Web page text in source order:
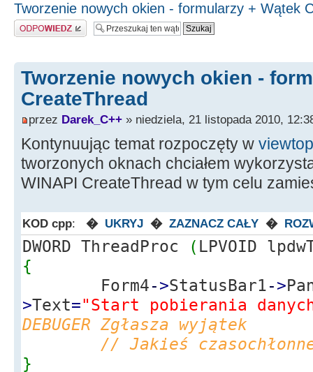
Tworzenie nowych okien - formularzy + Wątek
Odpowiedz
Tworzenie nowych okien -
CreateThread
przez Darek_C++ » niedziela, 21 listopada 2010,
Kontynuując temat rozpoczęty w
tworzonych oknach chciałem
WINAPI CreateThread w tym celu
KOD cpp: � UKRYJ � ZAZNACZ CAŁY �
DWORD ThreadProc ( LPVOID
{
Form4->StatusBar1->
>Text="Start pobierania
DEBUGER Zgłasza wyjątek
// Jakieś
}